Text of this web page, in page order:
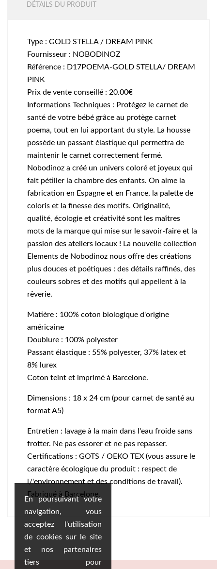
DÉTAILS DU PRODUIT
Type : GOLD STELLA / DREAM PINK
Fournisseur : NOBODINOZ
Référence : D17POEMA-GOLD STELLA/ DREAM
PINK
Prix de vente conseillé : 20.00€
Informations Techniques : Protégez le carnet de
santé de votre bébé grâce au protège carnet
poema, tout en lui apportant du style. La housse
possède un passant élastique qui permettra de
maintenir le carnet correctement fermé.
Nobodinoz a créé un univers coloré et joyeux qui
fait pétiller la chambre des enfants. On aime la
fabrication en Espagne et en France, la palette de
coloris et la finesse des motifs. Originalité,
qualité, écologie et créativité sont les maîtres
mots de la marque qui mise sur le savoir-faire et la
passion des ateliers locaux ! La nouvelle collection
Elements de Nobodinoz nous offre des créations
plus douces et poétiques : des détails raffinés, des
couleurs sobres et des motifs qui appellent à la
rêverie.
Matière : 100% coton biologique d'origine
américaine
Doublure : 100% polyester
Passant élastique : 55% polyester, 37% latex et
8% lurex
Coton teint et imprimé à Barcelone.
Dimensions : 18 x 24 cm (pour carnet de santé au
format A5)
Entretien : lavage à la main dans l'eau froide sans
frotter. Ne pas essorer et ne pas repasser.
Certifications : GOTS / OEKO TEX (vous assure le
caractère écologique du produit : respect de
l/'environnement et des conditions de travail).
Fabriqué à Barcelone.
En poursuivant votre
navigation, vous
acceptez l'utilisation
de cookies sur le site
et nos partenaires
tiers pour